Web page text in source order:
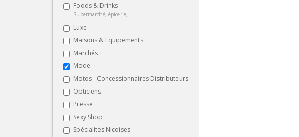
Foods & Drinks
Supermarché, épicerie, ...
Luxe
Maisons & Equipements
Marchés
Mode
Motos - Concessionnaires Distributeurs
Opticiens
Presse
Sexy Shop
Spécialités Niçoises